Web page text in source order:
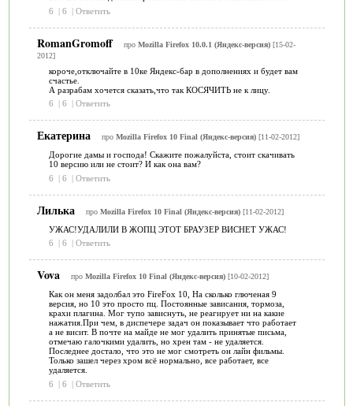
6
| 6 | Ответить
RomanGromoff про Mozilla Firefox 10.0.1 (Яндекс-версия)[15-02-
2012]
короче,отключайте в 10ке Яндекс-бар в дополнениях и будет вам
счастье.
А разрабам хочется сказать,что так КОСЯЧИТЬ не к лицу.
6
| 6 | Ответить
Екатерина про Mozilla Firefox 10 Final (Яндекс-версия)[11-02-2012]
Дорогие дамы и господа! Скажите пожалуйста, стоит скачивать
10 версию или не стоит? И как она вам?
6
| 6 | Ответить
Лилька про Mozilla Firefox 10 Final (Яндекс-версия)[11-02-2012]
УЖАС!УДАЛИЛИ В ЖОПЦ ЭТОТ БРАУЗЕР ВИСНЕТ УЖАС!
6
| 6 | Ответить
Vova про Mozilla Firefox 10 Final (Яндекс-версия)[10-02-2012]
Как он меня задолбал это FireFox 10, На сколько глюченая 9
версия, но 10 это просто пц. Постоянные зависания, тормоза,
крахи плагина. Мог тупо зависнуть, не реагирует ни на какие
нажатия.При чем, в диспечере задач он показывает что работает
а не висит. В почте на майде не мог удалить принятые письма,
отмечаю галочкими удалить, но хрен там - не удаляется.
Последнее достало, что это не мог смотреть он лайн фильмы.
Только зашел через хром всё нормально, все работает, все
удаляется.
6
| 6 | Ответить